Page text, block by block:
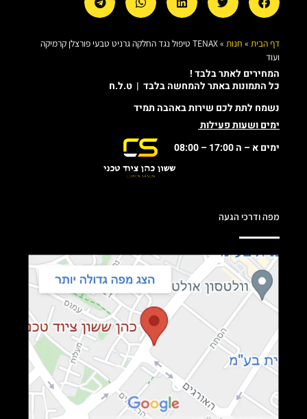
דף הבית » חנות »
TENAX טיפול נגד החלקה גרניט טבעי פורצלן קרמיקה
ועוד
המחירים לאתר בלבד !
כל התמונות באתר להמחשה בלבד | ט.ל.ח
נשמח לתת לכם שירות באהבה תמיד
ימים ושעות פעילות
ימים א – ה 17:00 – 08:00
מפה ודרכי הגעה